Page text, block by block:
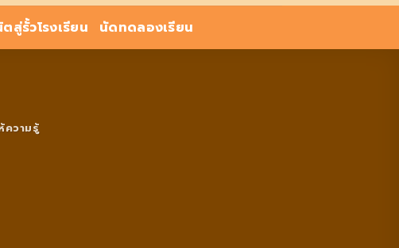
สู่รั้วโรงเรียน นัดทดลองเรียน
ความรู้